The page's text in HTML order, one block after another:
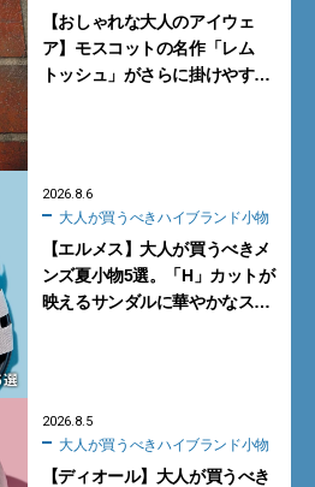
【おしゃれな大人のアイウェ
ア】モスコットの名作「レム
トッシュ」がさらに掛けやす
2026.8.6
大人が買うべきハイブランド小物
【エルメス】大人が買うべきメ
ンズ夏小物5選。「H」カットが
映えるサンダルに華やかなス
2026.8.5
大人が買うべきハイブランド小物
【ディオール】大人が買うべき